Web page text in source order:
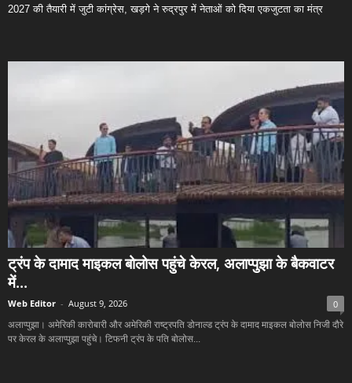
2027 की तैयारी में जुटी कांग्रेस, खड़गे ने रुद्रपुर में नेताओं को दिया एकजुटता का मंत्र
ट्रंप के दामाद माइकल बोलोस पहुंचे केरल, अलाप्पुझा के बैकवाटर
में...
Web Editor - August 9, 2026 0
अलाप्पुझा। अमेरिकी कारोबारी और अमेरिकी राष्ट्रपति डोनाल्ड ट्रंप के दामाद माइकल बोलोस निजी दौरे
पर केरल के अलाप्पुझा पहुंचे। टिफनी ट्रंप के पति बोलोस...